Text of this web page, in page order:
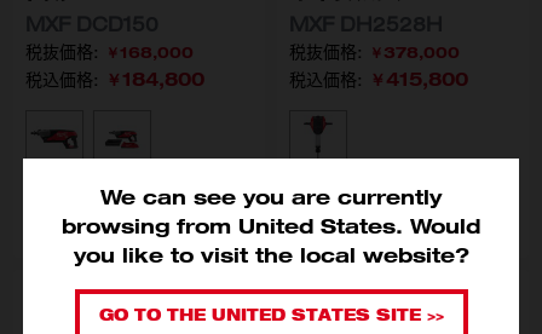
We can see you are currently
browsing from United States. Would
you like to visit the local website?
GO TO THE UNITED STATES SITE >>
￥168,000
税込価格: ￥184,800
型番MXF DCD150-0C0 JP
MXF DCD150-301C JP
カートに入れる
￥378,000
税込価格: ￥415,800
型番MXF DH2528H-0G0
カートに入れる